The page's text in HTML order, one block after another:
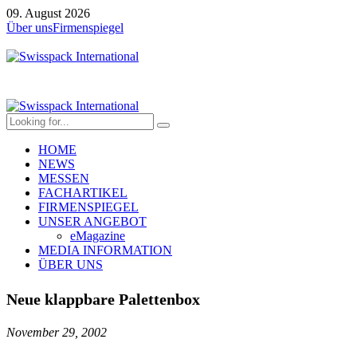
09. August 2026
Über unsFirmenspiegel
HOME
NEWS
MESSEN
FACHARTIKEL
FIRMENSPIEGEL
UNSER ANGEBOT
eMagazine
MEDIA INFORMATION
ÜBER UNS
Neue klappbare Palettenbox
November 29, 2002